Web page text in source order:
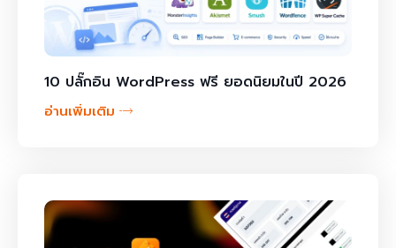
10 ปลั๊กอิน WordPress ฟรี ยอดนิยมในปี 2026
อ่านเพิ่มเติม